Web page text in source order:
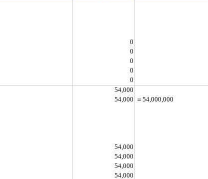
0
0
0
0
0
54,000
54,000 ＝54,000,000
54,000
54,000
54,000
54,000